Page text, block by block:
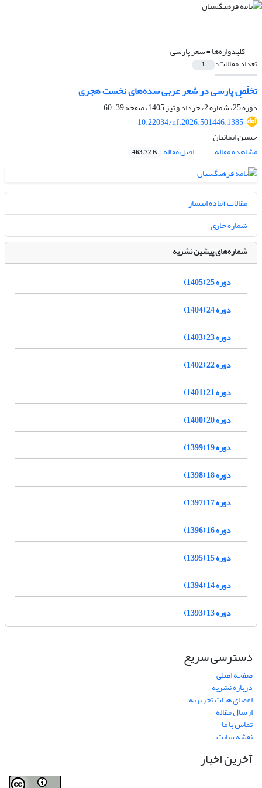
کلیدواژه‌ها =شعر پارسی
تعداد مقالات: 1
تخلّصِ پارسی در شعر عربی سده‌های نخست هجری
دوره 25، شماره 2، خرداد و تیر 1405، صفحه
39-60
10.22034/nf.2026.501446.1385
حسین ایمانیان
مشاهده مقاله
اصل مقاله 463.72 K
مقالات آماده انتشار
شماره جاری
شماره‌های پیشین نشریه
دوره 25 (1405)
دوره 24 (1404)
دوره 23 (1403)
دوره 22 (1402)
دوره 21 (1401)
دوره 20 (1400)
دوره 19 (1399)
دوره 18 (1398)
دوره 17 (1397)
دوره 16 (1396)
دوره 15 (1395)
دوره 14 (1394)
دوره 13 (1393)
دسترسی سریع
صفحه اصلی
درباره نشریه
اعضای هیات تحریریه
ارسال مقاله
تماس با ما
نقشه سایت
آخرین اخبار